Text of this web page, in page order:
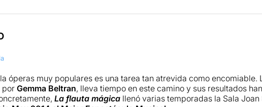
óperas muy populares es una tarea tan atrevida como encomiable.
porGemma Beltran, lleva tiempo en este camino y sus resultados
La flauta mágicallenó varias temporadas la Sala Joan